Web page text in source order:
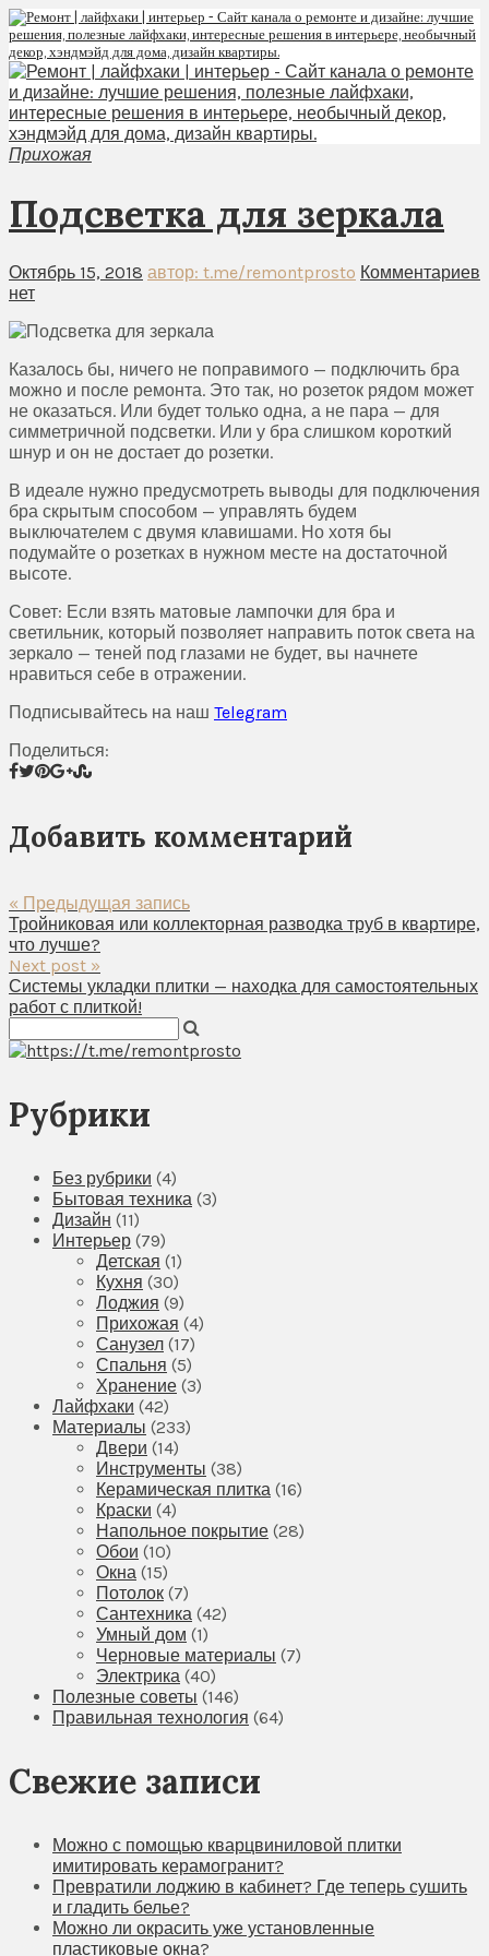
Прихожая
Подсветка для зеркала
Октябрь 15, 2018 автор: t.me/remontprosto Комментариев
нет
Казалось бы, ничего не поправимого — подключить бра
можно и после ремонта. Это так, но розеток рядом может
не оказаться. Или будет только одна, а не пара — для
симметричной подсветки. Или у бра слишком короткий
шнур и он не достает до розетки.
В идеале нужно предусмотреть выводы для подключения
бра скрытым способом — управлять будем
выключателем с двумя клавишами. Но хотя бы
подумайте о розетках в нужном месте на достаточной
высоте.
Совет: Если взять матовые лампочки для бра и
светильник, который позволяет направить поток света на
зеркало — теней под глазами не будет, вы начнете
нравиться себе в отражении.
Подписывайтесь на наш Telegram
Поделиться:
Добавить комментарий
« Предыдущая запись
Тройниковая или коллекторная разводка труб в квартире,
что лучше?
Next post »
Системы укладки плитки — находка для самостоятельных
работ с плиткой!
Рубрики
Без рубрики (4)
Бытовая техника (3)
Дизайн (11)
Интерьер (79)
Детская (1)
Кухня (30)
Лоджия (9)
Прихожая (4)
Санузел (17)
Спальня (5)
Хранение (3)
Лайфхаки (42)
Материалы (233)
Двери (14)
Инструменты (38)
Керамическая плитка (16)
Краски (4)
Напольное покрытие (28)
Обои (10)
Окна (15)
Потолок (7)
Сантехника (42)
Умный дом (1)
Черновые материалы (7)
Электрика (40)
Полезные советы (146)
Правильная технология (64)
Свежие записи
Можно с помощью кварцвиниловой плитки
имитировать керамогранит?
Превратили лоджию в кабинет? Где теперь сушить
и гладить белье?
Можно ли окрасить уже установленные
пластиковые окна?